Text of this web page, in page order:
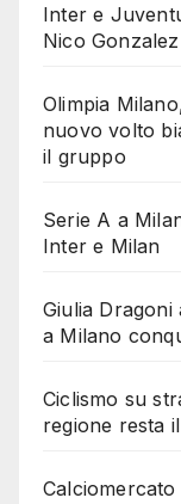
Inter e
Nico Gonzalez
Olimpia
nuovo volto
il gruppo
Serie A a
Inter e Milan
Giulia
a Milano
Ciclismo su
regione resta